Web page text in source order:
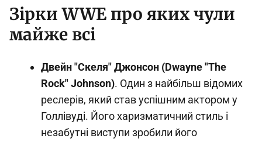
Зірки WWE про яких чули
майже всі
Двейн "Скеля" Джонсон (Dwayne "The
Rock" Johnson). Один з найбільш відомих
реслерів, який став успішним актором у
Голлівуді. Його харизматичний стиль і
незабутні виступи зробили його